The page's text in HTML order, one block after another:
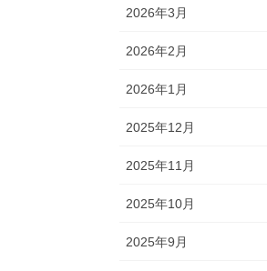
2026年3月
2026年2月
2026年1月
2025年12月
2025年11月
2025年10月
2025年9月